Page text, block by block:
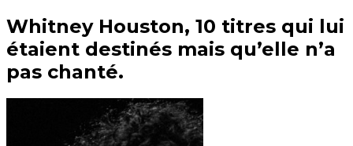
Whitney Houston, 10 titres qui lui
étaient destinés mais qu’elle n’a
pas chanté.